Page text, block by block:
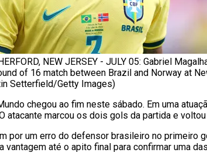
NEW JERSEY - JULY 05: Gabriel
of 16 match between Brazil and Norway at
Setterfield/Getty Images)
chegou ao fim neste sábado. Em uma
atacante marcou os dois gols da partida e
por um erro do defensor brasileiro no primeiro
vantagem até o apito final para confirmar uma